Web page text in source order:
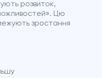
розвиток,
Цю
зростання